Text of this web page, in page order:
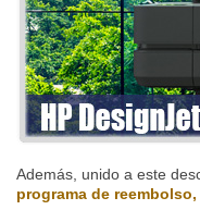
Además, unido a este
programa de reembolso,